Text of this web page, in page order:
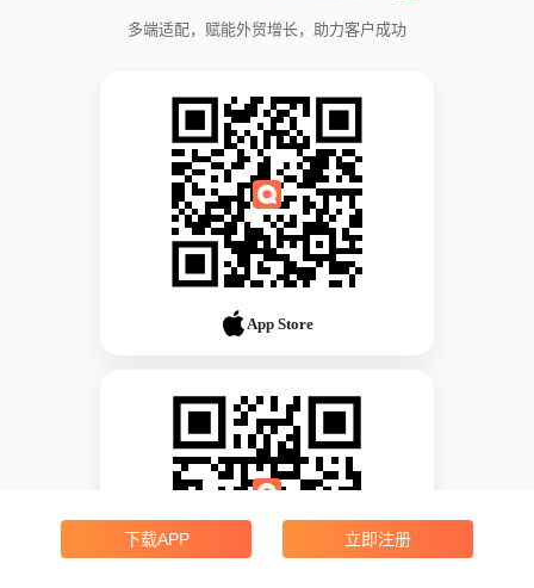
多端适配，赋能外贸增长，助力客户成功
App Store
下载APP 立即注册